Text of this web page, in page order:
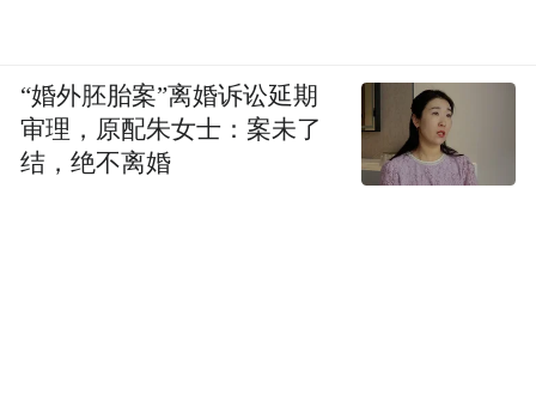
“婚外胚胎案”离婚诉讼延期
审理，原配朱女士：案未了
结，绝不离婚